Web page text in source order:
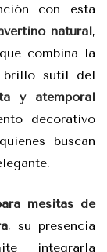
con esta
natural,
combina la
brillo sutil del
y atemporal
decorativo
buscan
mesitas de
, su presencia
integrarla